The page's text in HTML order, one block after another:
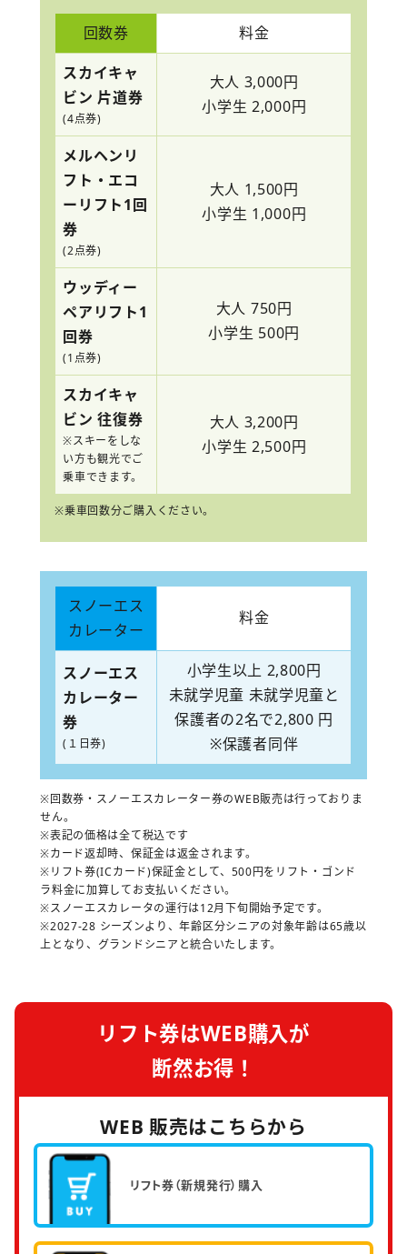
回数券
料金
スカイキャ
ビン 片道券
(4点券)
大人 3,000円
小学生 2,000円
メルヘンリ
フト・エコ
ーリフト1回
券
(2点券)
大人 1,500円
小学生 1,000円
ウッディー
ペアリフト1
回券
(1点券)
大人 750円
小学生 500円
スカイキャ
ビン 往復券
※スキーをしな
い方も観光でご
乗車できます。
大人 3,200円
小学生 2,500円
※乗車回数分ご購入ください。
スノーエス
カレーター
料金
スノーエス
カレーター
券
(１日券)
小学生以上 2,800円
未就学児童 未就学児童と
保護者の2名で2,800 円
※保護者同伴
※回数券・スノーエスカレーター券のWEB販売は行っておりま
せん。
※表記の価格は全て税込です
※カード返却時、保証金は返金されます。
※リフト券(ICカード)保証金として、500円をリフト・ゴンド
ラ料金に加算してお支払いください。
※スノーエスカレータの運行は12月下旬開始予定です。
※2027-28 シーズンより、年齢区分シニアの対象年齢は65歳以
上となり、グランドシニアと統合いたします。
リフト券はWEB購入が
断然お得！
WEB 販売はこちらから
リフト券（新規発行）購入